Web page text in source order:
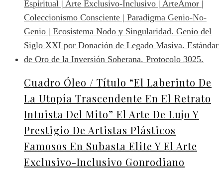
Cuadro Óleo / Título “El Laberinto De
La Utopía Trascendente En El Retrato
Intuista Del Mito” El Arte De Lujo Y
Prestigio De Artistas Plásticos
Famosos En Subasta Elite Y El Arte
Exclusivo-Inclusivo Gonrodiano